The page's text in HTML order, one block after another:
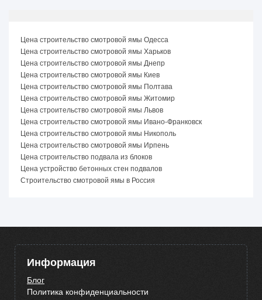
Цена строительство смотровой ямы Одесса
Цена строительство смотровой ямы Харьков
Цена строительство смотровой ямы Днепр
Цена строительство смотровой ямы Киев
Цена строительство смотровой ямы Полтава
Цена строительство смотровой ямы Житомир
Цена строительство смотровой ямы Львов
Цена строительство смотровой ямы Ивано-Франковск
Цена строительство смотровой ямы Никополь
Цена строительство смотровой ямы Ирпень
Цена строительство подвала из блоков
Цена устройство бетонных стен подвалов
Строительство смотровой ямы в Россия
Информация
Блог
Политика конфиденциальности